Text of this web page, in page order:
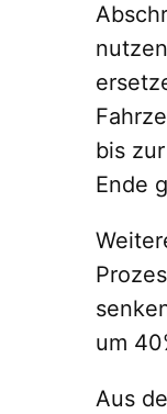
bis
Ende
um
Aus